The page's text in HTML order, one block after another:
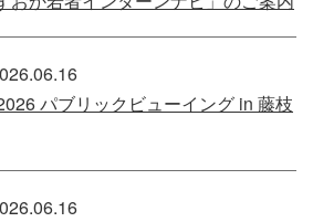
パブリックビューイング in 藤枝